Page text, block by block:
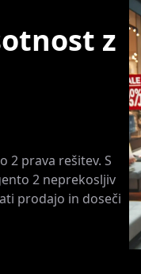
z
2 prava rešitev. S
2 neprekosljiv
prodajo in doseči